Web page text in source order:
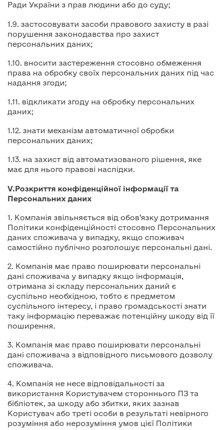
Ради України з прав людини або до суду;
1.9. застосовувати засоби правового захисту в разі
порушення законодавства про захист
персональних даних;
1.10. вносити застереження стосовно обмеження
права на обробку своїх персональних даних під час
надання згоди;
1.11. відкликати згоду на обробку персональних
даних;
1.12. знати механізм автоматичної обробки
персональних даних;
1.13. на захист від автоматизованого рішення, яке
має для нього правові наслідки.
V.Розкриття конфіденційної інформації та
Персональних даних
1. Компанія звільняється від обов’язку дотримання
Політики конфіденційності стосовно Персональних
даних споживача у випадку, якщо споживач
самостійно публічно розголошує персональні дані.
2. Компанія має право поширювати персональні
дані споживача у випадку якщо інформація,
отримана зі складу персональних даний є
суспільно необхідною, тобто є предметом
суспільного інтересу, і право громадськості знати
таку інформацію переважає потенційну шкоду від її
поширення.
3. Компанія має право поширювати персональні
дані споживача з відповідного письмового дозволу
споживача.
4. Компанія не несе відповідальності за
використання Користувачем стороннього ПЗ та
бібліотек, за шкоду або збитки, яких зазнав
Користувач або треті особи в результаті невірного
розуміння або нерозуміння умов цієї Політики